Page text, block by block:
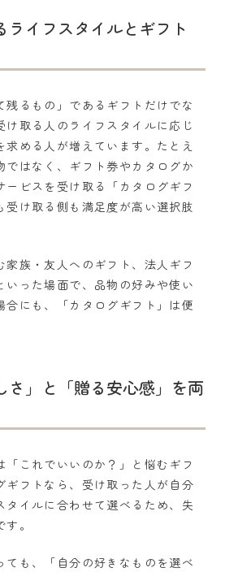
イフスタイルとギフト
残るもの」であるギフトだけでな
け取る人のライフスタイルに応じ
求める人が増えています。たとえ
ではなく、ギフト券やカタログか
ービスを受け取る「カタログギフ
受け取る側も満足度が高い選択肢
家族・友人へのギフト、法人ギフ
いった場面で、品物の好みや使い
合にも、「カタログギフト」は便
」と「贈る安心感」を両
「これでいいのか？」と悩むギフ
ギフトなら、受け取った人が自分
タイルに合わせて選べるため、失
。
ても、「自分の好きなものを選べ